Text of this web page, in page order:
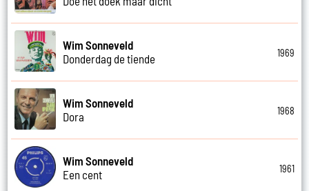
Wim Sonneveld
Donderdag de tiende
1969
Wim Sonneveld
Dora
1968
Wim Sonneveld
Een cent
1961